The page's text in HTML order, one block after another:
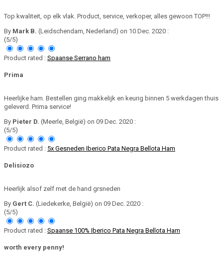
Top kwaliteit, op elk vlak. Product, service, verkoper, alles gewoon TOP!!!
By Mark B. (Leidschendam, Nederland) on 10 Dec. 2020 :
(5/5)
Product rated : Spaanse Serrano ham
Prima
Heerlijke ham. Bestellen ging makkelijk en keurig binnen 5 werkdagen thuis
geleverd. Prima service!
By Pieter D. (Meerle, België) on 09 Dec. 2020 :
(5/5)
Product rated : 5x Gesneden Iberico Pata Negra Bellota Ham
Delisiozo
Heerlijk alsof zelf met de hand grsneden
By Gert C. (Liedekerke, België) on 09 Dec. 2020 :
(5/5)
Product rated : Spaanse 100% Iberico Pata Negra Bellota Ham
worth every penny!